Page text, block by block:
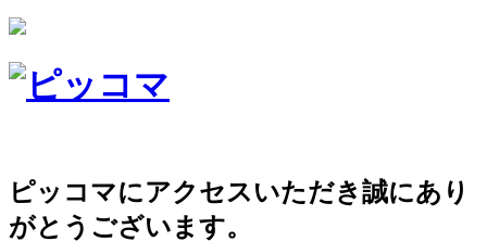
ピッコマにアクセスいただき誠にあり
がとうございます。